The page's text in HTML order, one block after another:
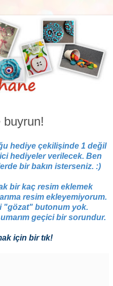
buyrun!
hediye çekilişinde 1 değil
hediyeler verilecek. Ben
bir bakın isterseniz. :)
bir kaç resim eklemek
resim ekleyemiyorum.
"gözat" butonum yok.
geçici bir sorundur.
için bir tık!